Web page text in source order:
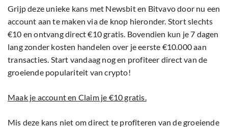
Grijp deze unieke kans met Newsbit en Bitvavo door nu een
account aan te maken via de knop hieronder. Stort slechts
€10 en ontvang direct €10 gratis. Bovendien kun je 7 dagen
lang zonder kosten handelen over je eerste €10.000 aan
transacties. Start vandaag nog en profiteer direct van de
groeiende populariteit van crypto!
Maak je account en Claim je €10 gratis.
Mis deze kans niet om direct te profiteren van de groeiende